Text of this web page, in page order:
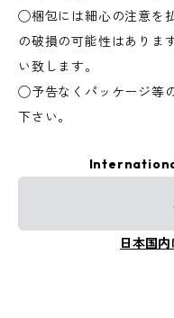
◯梱包には細心の注意を
の破損の可能性はあり
い致します。
◯予告なくパッケージ等
下さい。
日本国